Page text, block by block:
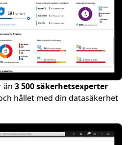
än 3 500 säkerhetsexperter
hållet med din datasäkerhet